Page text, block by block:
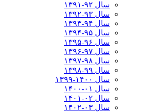
سال ۹۲-۱۳۹۱
سال ۹۳-۱۳۹۲
سال ۹۴-۱۳۹۳
سال ۹۵-۱۳۹۴
سال ۹۶-۱۳۹۵
سال ۹۷-۱۳۹۶
سال ۹۸-۱۳۹۷
سال ۹۹-۱۳۹۸‍
سال ۱۴۰۰-۱۳۹۹
سال ۰۱-۱۴۰۰
سال ۰۲-۱۴۰۱
سال ۰۳-۱۴۰۲